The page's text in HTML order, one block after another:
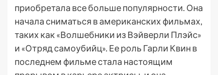
приобретала все больше популярности. Она
начала сниматься в американских фильмах,
таких как «Волшебники из Вэйверли Плэйс»
и «Отряд самоубийц». Ее роль Гарли Квин в
последнем фильме стала настоящим